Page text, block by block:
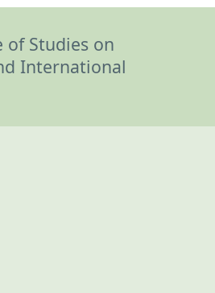
Studies on
International